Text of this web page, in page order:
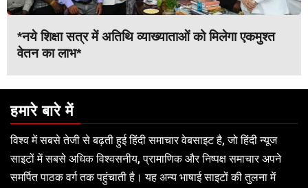
*नये शिक्षा सत्र में अतिथि व्याख्याताओं को मिलेगा एकमुश्त
वेतन का लाभ*
हमारे बारे में
विश्व में सबसे तेजी से बढ़ती हुई हिंदी समाचार वेबसाइट है, जो हिंदी न्यूज
साइटों में सबसे अधिक विश्वसनीय, प्रामाणिक और निष्पक्ष समाचार अपने
समर्पित पाठक वर्ग तक पहुंचाती है। यह अन्य भाषाई साइटों की तुलना में